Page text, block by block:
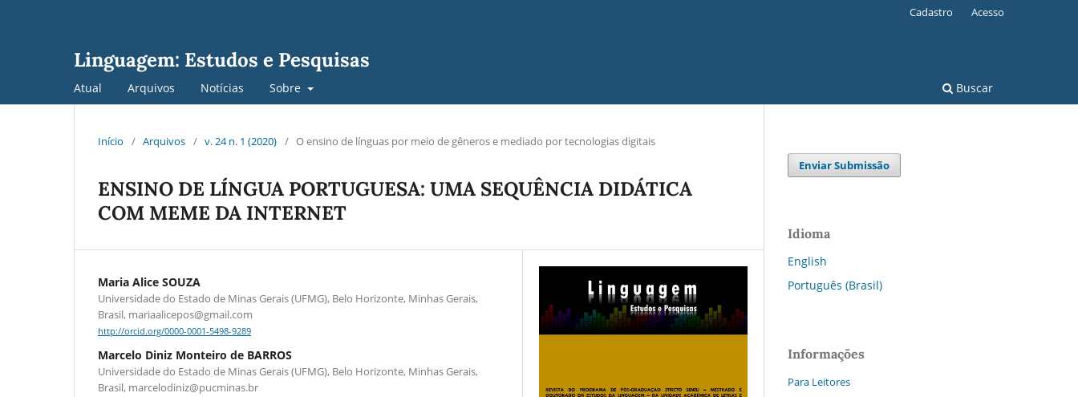
Linguagem: Estudos e Pesquisas
Atual Arquivos Notícias Sobre Buscar
Cadastro Acesso
Início / Arquivos / v. 24 n. 1 (2020) / O ensino de línguas por meio de gêneros e mediado por tecnologias digitais
ENSINO DE LÍNGUA PORTUGUESA: UMA SEQUÊNCIA DIDÁTICA
COM MEME DA INTERNET
Maria Alice SOUZA
Universidade do Estado de Minas Gerais (UFMG), Belo Horizonte, Minhas Gerais,
Brasil, mariaalicepos@gmail.com
http://orcid.org/0000-0001-5498-9289
Marcelo Diniz Monteiro de BARROS
Universidade do Estado de Minas Gerais (UFMG), Belo Horizonte, Minhas Gerais,
Brasil, marcelodiniz@pucminas.br
Enviar Submissão
Idioma
English
Português (Brasil)
Informações
Para Leitores